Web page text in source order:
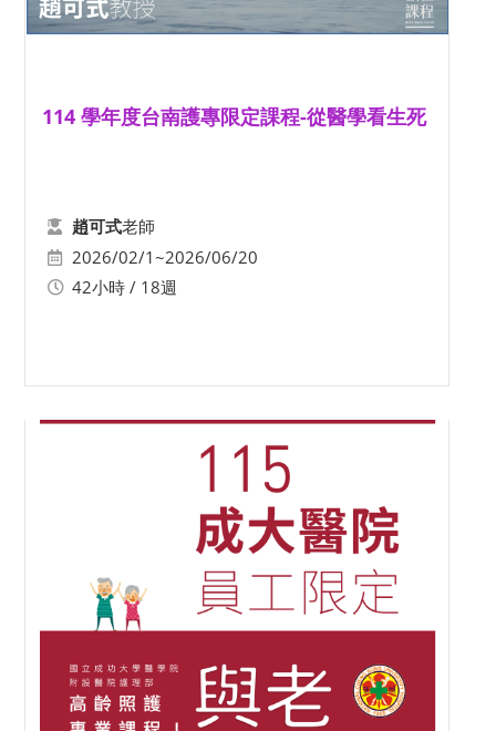
114 學年度台南護專限定課程-從醫學看生死
趙可式老師
2026/02/1~2026/06/20
42小時 / 18週